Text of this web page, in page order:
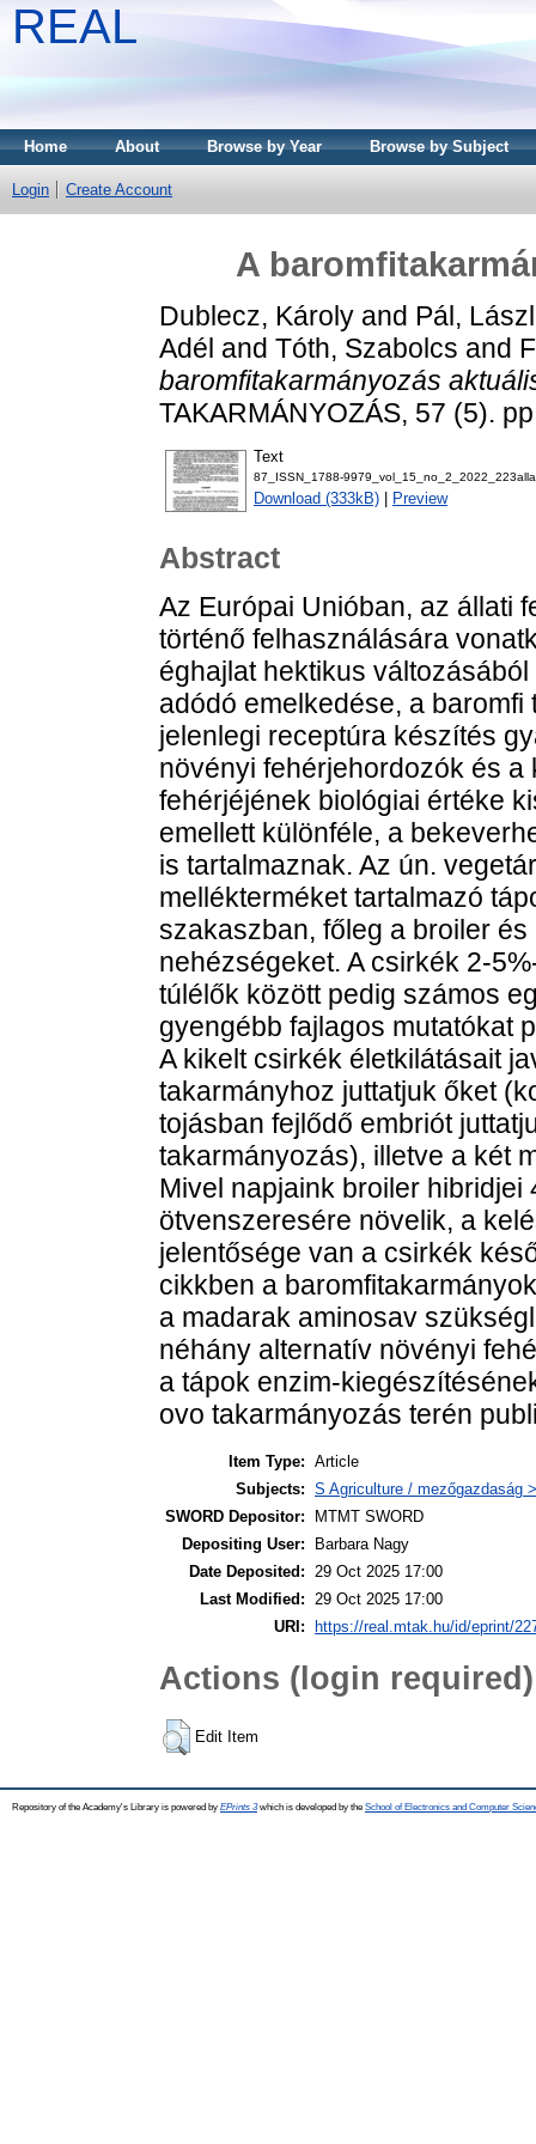
REAL
Home About Browse by Year Browse by Subject
Login Create Account
A
Dublecz, Károly and Pál,
Adél and Tóth, Szabolcs and
baromfitakarmányozás
TAKARMÁNYOZÁS, 57 (5).
Text
87_ISSN_1788-
Download (333kB) Preview
Abstract
Az Európai Unióban, az állati
történő felhasználására
éghajlat hektikus
adódó emelkedése, a
jelenlegi receptúra készítés
növényi fehérjehordozók és
fehérjéjének biológiai értéke
emellett különféle, a
is tartalmaznak. Az ún.
mellékterméket tartalmazó
szakaszban, főleg a broiler
nehézségeket. A csirkék 2-
túlélők között pedig számos
gyengébb fajlagos mutatókat
A kikelt csirkék életkilátásait
takarmányhoz juttatjuk őket
tojásban fejlődő embriót
takarmányozás), illetve a két
Mivel napjaink broiler
ötvenszeresére növelik, a
jelentősége van a csirkék
cikkben a
a madarak aminosav
néhány alternatív növényi
a tápok enzim-
ovo takarmányozás terén
Item Type: Article
Subjects: S Agriculture / mezőgazdaság
SWORD Depositor:
MTMT SWORD
Depositing User:
Barbara Nagy
Date Deposited:
29 Oct 2025 17:00
Last Modified:
29 Oct 2025 17:00
URI: https://real.mtak.hu/id/eprint/
Actions (login required)
Edit Item
Repository of the Academy's Library is powered by EPrints 3which is developed by the School of Electronics and Computer